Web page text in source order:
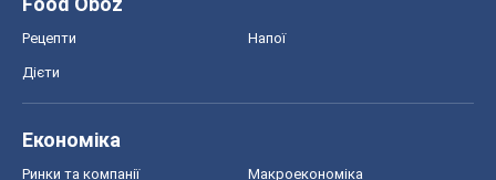
Рецепти Напої
Дієти
Економіка
Ринки та компанії Макроекономіка